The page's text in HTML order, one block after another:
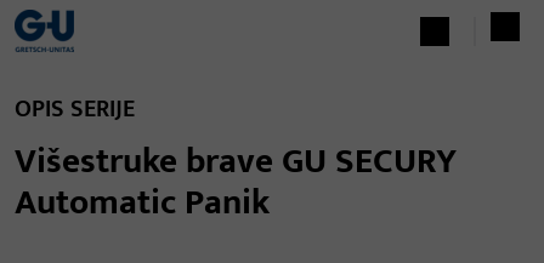
OPIS SERIJE
Višestruke brave GU SECURY
Automatic Panik